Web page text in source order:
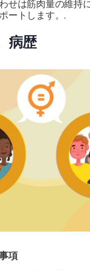
せは筋肉量の維持
ートします。.
病歴
項